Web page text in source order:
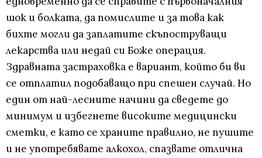
шок и болката, да помислите и за това как
бихте могли да заплатите скъпоструващи
лекарства или недай си Боже операция.
Здравната застраховка е вариант, който би ви
се отплатил подобаващо при спешен случай. Но
един от най-лесните начини да сведете до
минимум и избегнете високите медицински
сметки, е като се храните правилно, не пушите
и не употребявате алкохол, спазвате отлична